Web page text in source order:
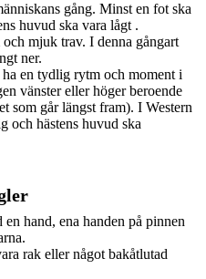
gång. Minst en fot ska
huvud ska vara lågt .
och mjuk trav. I denna gångart
ner.
ha en tydlig rytm och moment i
vänster eller höger beroende
som går längst fram). I Western
och hästens huvud ska
hand, ena handen på pinnen
rak eller något bakåtlutad